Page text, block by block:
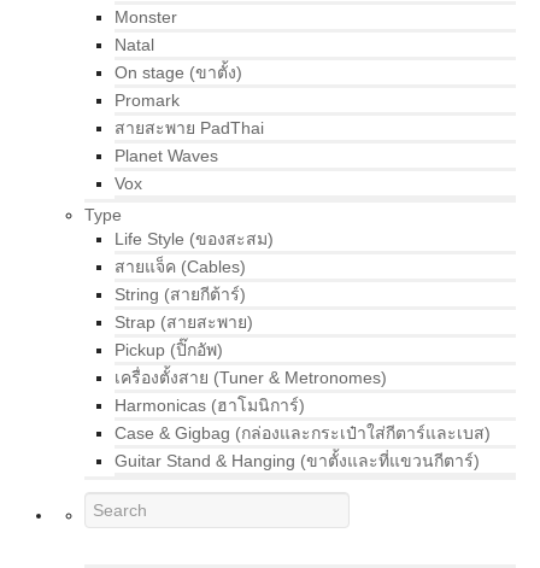
Monster
Natal
On stage (ขาตั้ง)
Promark
สายสะพาย PadThai
Planet Waves
Vox
Type
Life Style (ของสะสม)
สายแจ็ค (Cables)
String (สายกีต้าร์)
Strap (สายสะพาย)
Pickup (ปิ๊กอัพ)
เครื่องตั้งสาย (Tuner & Metronomes)
Harmonicas (ฮาโมนิการ์)
Case & Gigbag (กล่องและกระเป๋าใส่กีตาร์และเบส)
Guitar Stand & Hanging (ขาตั้งและที่แขวนกีตาร์)